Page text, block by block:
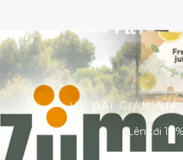
ƯU ĐÃI GIẢM GIÁ
Lên tới 10%